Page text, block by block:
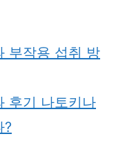
부작용 섭취 방
후기 나토키나
?